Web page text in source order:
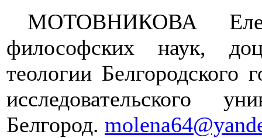
МОТОВНИКОВА
философских наук,
теологии Белгородского
исследовательского
Белгород.